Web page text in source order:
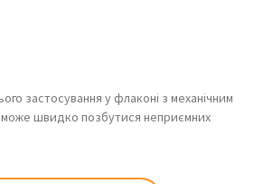
застосування у флаконі з механічним
швидко позбутися неприємних